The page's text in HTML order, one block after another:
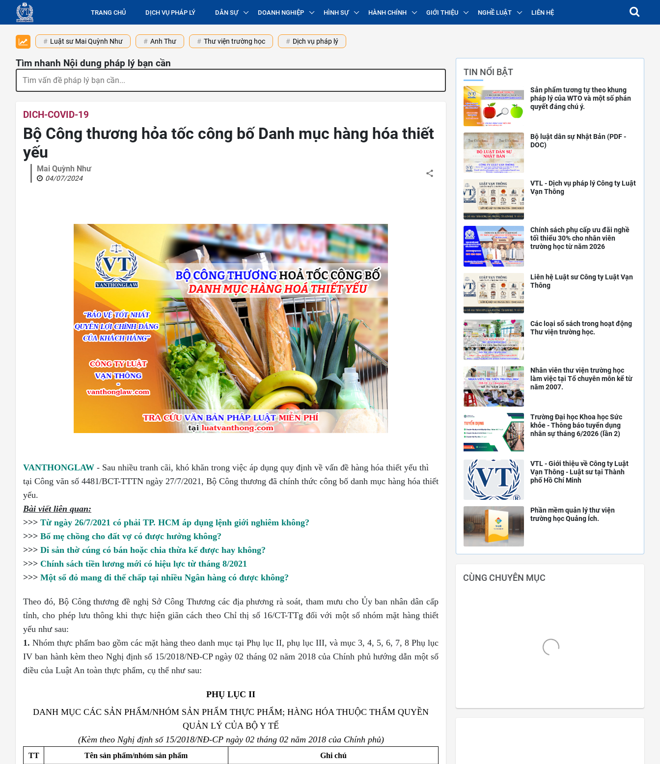
TRANG CHỦ DỊCH VỤ PHÁP LÝ DÂN SỰ DOANH NGHIỆP HÌNH SỰ HÀNH CHÍNH GIỚI THIỆU NGHỀ LUẬT LIÊN HỆ
Luật sư Mai Quỳnh Như Anh Thư Thư viện trường học Dịch vụ pháp lý
Tìm nhanh Nội dung pháp lý bạn cần
DICH-COVID-19
Bộ Công thương hỏa tốc công bố Danh mục hàng hóa thiết
yếu
Mai Quỳnh Như
04/07/2024
VANTHONGLAW - Sau nhiều tranh cãi, khó khăn trong việc áp dụng quy định về vấn đề hàng hóa thiết yếu thì
tại Công văn số 4481/BCT-TTTN ngày 27/7/2021, Bộ Công thương đã chính thức công bố danh mục hàng hóa thiết
yếu.
Bài viết liên quan:
>>> Từ ngày 26/7/2021 có phải TP. HCM áp dụng lệnh giới nghiêm không?
>>> Bố mẹ chồng cho đất vợ có được hưởng không?
>>> Di sản thờ cúng có bán hoặc chia thừa kế được hay không?
>>> Chính sách tiền lương mới có hiệu lực từ tháng 8/2021
>>> Một sổ đỏ mang đi thế chấp tại nhiều Ngân hàng có được không?
Theo đó, Bộ Công thương đề nghị Sở Công Thương các địa phương rà soát, tham mưu cho Ủy ban nhân dân cấp
tỉnh, cho phép lưu thông khi thực hiện giãn cách theo Chỉ thị số 16/CT-TTg đối với một số nhóm mặt hàng thiết
yếu như sau:
1. Nhóm thực phẩm bao gồm các mặt hàng theo danh mục tại Phụ lục II, phụ lục III, và mục 3, 4, 5, 6, 7, 8 Phụ lục
IV ban hành kèm theo Nghị định số 15/2018/NĐ-CP ngày 02 tháng 02 năm 2018 của Chính phủ hướng dẫn một số
điều của Luật An toàn thực phẩm, cụ thể như sau:
PHỤ LỤC II
DANH MỤC CÁC SẢN PHẨM/NHÓM SẢN PHẨM THỰC PHẨM; HÀNG HÓA THUỘC THẨM QUYỀN
QUẢN LÝ CỦA BỘ Y TẾ
(Kèm theo Nghị định số 15/2018/NĐ-CP ngày 02 tháng 02 năm 2018 của Chính phủ)
TT Tên sản phẩm/nhóm sản phẩm Ghi chú
TIN NỔI BẬT
Sản phẩm tương tự theo khung
pháp lý của WTO và một số phán
quyết đáng chú ý.
Bộ luật dân sự Nhật Bản (PDF -
DOC)
VTL - Dịch vụ pháp lý Công ty Luật
Vạn Thông
Chính sách phụ cấp ưu đãi nghề
tối thiểu 30% cho nhân viên
trường học từ năm 2026
Liên hệ Luật sư Công ty Luật Vạn
Thông
Các loại sổ sách trong hoạt động
Thư viện trường học.
Nhân viên thư viện trường học
làm việc tại Tổ chuyên môn kể từ
năm 2007.
Trường Đại học Khoa học Sức
khỏe - Thông báo tuyển dụng
nhân sự tháng 6/2026 (lần 2)
VTL - Giới thiệu về Công ty Luật
Vạn Thông - Luật sư tại Thành
phố Hồ Chí Minh
Phần mềm quản lý thư viện
trường học Quảng Ích.
CÙNG CHUYÊN MỤC